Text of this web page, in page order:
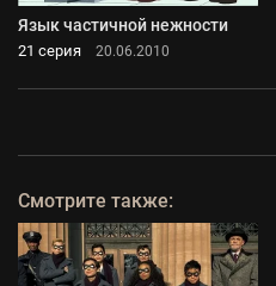
Язык частичной нежности
21 серия 20.06.2010
Смотрите также: